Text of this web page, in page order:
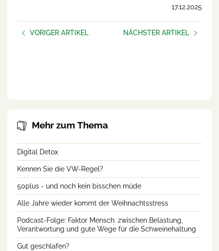
17.12.2025
VORIGER ARTIKEL
NÄCHSTER ARTIKEL
Mehr zum Thema
Digital Detox
Kennen Sie die VW-Regel?
50plus - und noch kein bisschen müde
Alle Jahre wieder kommt der Weihnachtsstress
Podcast-Folge: Faktor Mensch: zwischen Belastung,
Verantwortung und gute Wege für die Schweinehaltung
Gut geschlafen?